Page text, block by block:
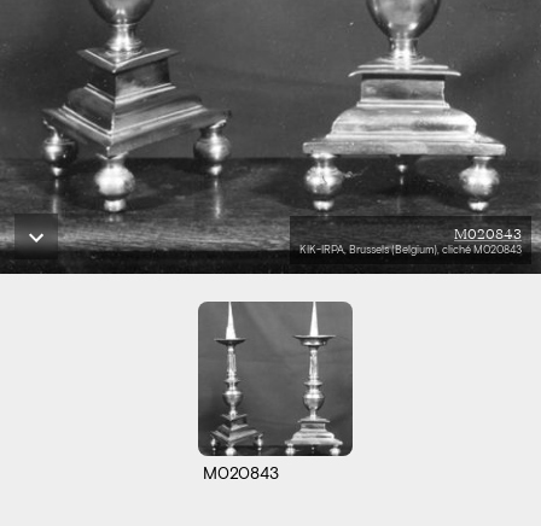
M020843
KIK-IRPA, Brussels (Belgium), cliché M020843
M020843